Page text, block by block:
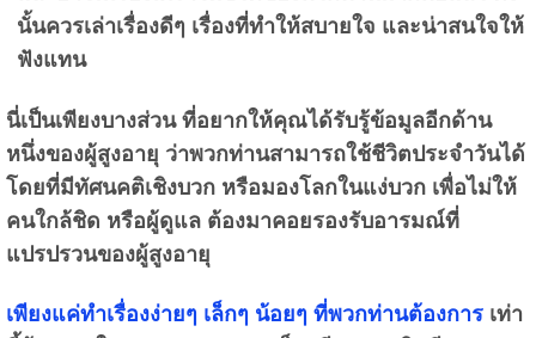
นั้นควรเล่าเรื่องดีๆ เรื่องที่ทำให้สบายใจ และน่าสนใจให้
ฟังแทน
นี่เป็นเพียงบางส่วน ที่อยากให้คุณได้รับรู้ข้อมูลอีกด้าน
หนึ่งของผู้สูงอายุ ว่าพวกท่านสามารถใช้ชีวิตประจำวันได้
โดยที่มีทัศนคติเชิงบวก หรือมองโลกในแง่บวก เพื่อไม่ให้
คนใกล้ชิด หรือผู้ดูแล ต้องมาคอยรองรับอารมณ์ที่
แปรปรวนของผู้สูงอายุ
เพียงแค่ทำเรื่องง่ายๆ เล็กๆ น้อยๆ ที่พวกท่านต้องการเท่า